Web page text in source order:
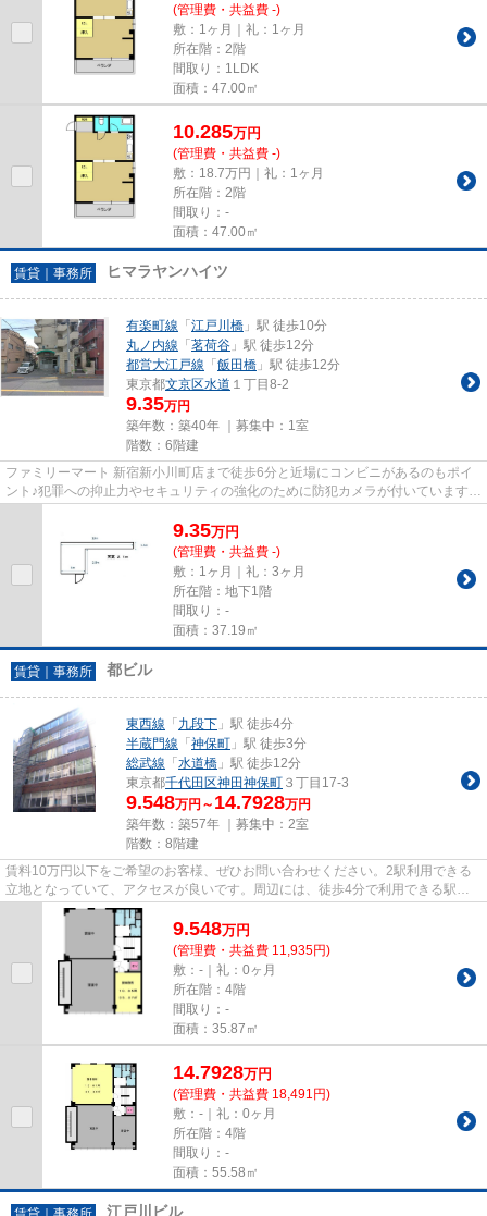
(管理費・共益費 -)
敷：1ヶ月｜礼：1ヶ月
所在階：2階
間取り：1LDK
面積：47.00㎡
10.285万円
(管理費・共益費 -)
敷：18.7万円｜礼：1ヶ月
所在階：2階
間取り：-
面積：47.00㎡
賃貸｜事務所 ヒマラヤンハイツ
有楽町線 「 江戸川橋 」駅 徒歩10分
丸ノ内線 「 茗荷谷 」駅 徒歩12分
都営大江戸線 「 飯田橋 」駅 徒歩12分
東京都文京区水道 １丁目8-2
9.35万円
築年数：築40年 ｜募集中： 1室
階数：6階建
ファミリーマート 新宿新小川町店まで徒歩6分と近場にコンビニがあるのもポイ
ント♪犯罪への抑止力やセキュリティの強化のために防犯カメラが付いています♪
9.35万円
(管理費・共益費 -)
敷：1ヶ月｜礼：3ヶ月
所在階：地下1階
間取り：-
面積：37.19㎡
賃貸｜事務所 都ビル
東西線 「 九段下 」駅 徒歩4分
半蔵門線 「 神保町 」駅 徒歩3分
総武線 「 水道橋 」駅 徒歩12分
東京都千代田区神田神保町 ３丁目17-3
9.548万円～ 14.7928万円
築年数：築57年 ｜募集中： 2室
階数：8階建
賃料10万円以下をご希望のお客様、ぜひお問い合わせください。2駅利用できる
立地となっていて、アクセスが良いです。周辺には、徒歩4分で利用できる駅が
あります。エアコン付きなので...
9.548万円
(管理費・共益費 11,935円)
敷：-｜礼：0ヶ月
所在階：4階
間取り：-
面積：35.87㎡
14.7928万円
(管理費・共益費 18,491円)
敷：-｜礼：0ヶ月
所在階：4階
間取り：-
面積：55.58㎡
江戸川ビル